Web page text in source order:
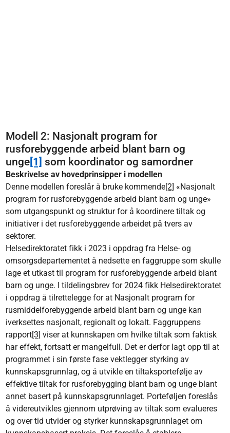
Modell 2: Nasjonalt program for
rusforebyggende arbeid blant barn og
unge[1] som koordinator og samordner
Beskrivelse av hovedprinsipper i modellen​
Denne modellen foreslår å bruke kommende[2] «Nasjonalt
program for rusforebyggende arbeid blant barn og unge»
som utgangspunkt og struktur for å koordinere tiltak og
initiativer i det rusforebyggende arbeidet på tvers av
sektorer.
Helsedirektoratet fikk i 2023 i oppdrag fra Helse- og
omsorgsdepartementet å nedsette en faggruppe som skulle
lage et utkast til program for rusforebyggende arbeid blant
barn og unge. I tildelingsbrev for 2024 fikk Helsedirektoratet
i oppdrag å tilrettelegge for at Nasjonalt program for
rusmiddelforebyggende arbeid blant barn og unge kan
iverksettes nasjonalt, regionalt og lokalt. Faggruppens
rapport[3] viser at kunnskapen om hvilke tiltak som faktisk
har effekt, fortsatt er mangelfull. Det er derfor lagt opp til at
programmet i sin første fase vektlegger styrking av
kunnskapsgrunnlag, og å utvikle en tiltaksportefølje av
effektive tiltak for rusforebygging blant barn og unge blant
annet basert på kunnskapsgrunnlaget. Porteføljen foreslås
å videreutvikles gjennom utprøving av tiltak som evalueres
og over tid utvider og styrker kunnskapsgrunnlaget om